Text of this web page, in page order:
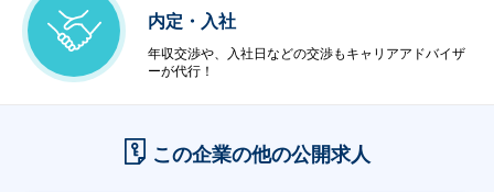
内定・入社
年収交渉や、入社日などの交渉もキャリアアドバイザ
ーが代行！
この企業の他の公開求人